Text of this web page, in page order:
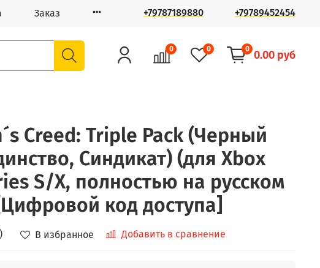
Заказ +79787189880 +79789452454
0 0 0 0.00 руб
Creed: Triple Pack (Черный
Синдикат) (для Xbox
S/X, полностью на русском
код доступа]
В избранное Добавить в сравнение